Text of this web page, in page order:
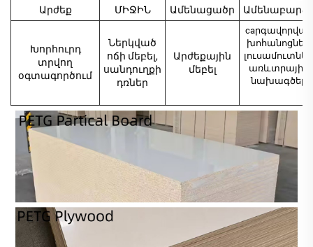
Արժեք
ՄԻՋԻՆ Ամենացածր
Խորհուրդ
տրվող
օգտագործում
Ներկված
ոճի մեբել,
սանդուղքի
դռներ
Արժեքային
մեբել
caրգավորված
խոհանոցներ,
առևտրային
նախագծեր